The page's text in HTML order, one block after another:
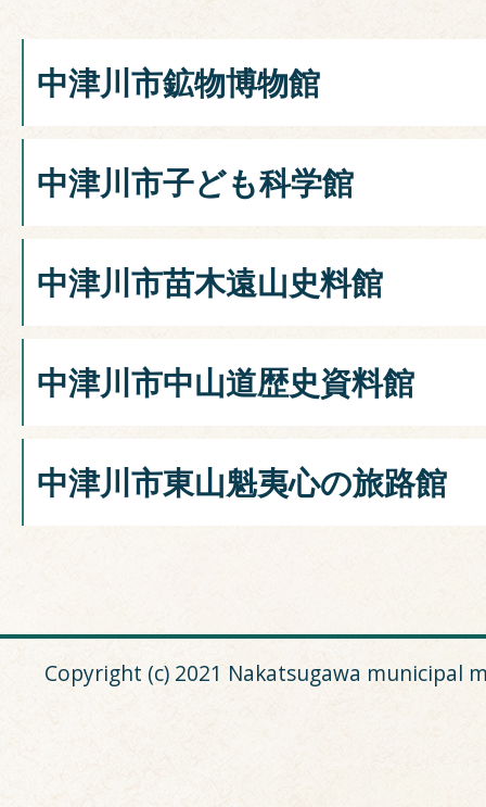
中津川市鉱物博物館
中津川市子ども科学館
中津川市苗木遠山史料館
中津川市中山道歴史資料館
中津川市東山魁夷心の旅路館
Copyright (c) 2021 Nakatsugawa municipal